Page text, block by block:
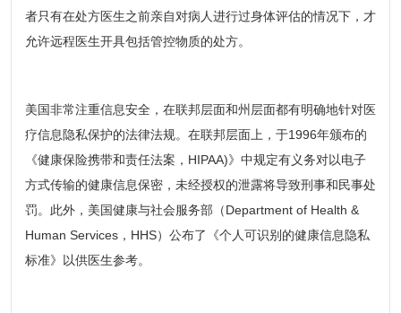
者只有在处方医生之前亲自对病人进行过身体评估的情况下，才
允许远程医生开具包括管控物质的处方。
美国非常注重信息安全，在联邦层面和州层面都有明确地针对医
疗信息隐私保护的法律法规。在联邦层面上，于1996年颁布的
《健康保险携带和责任法案，HIPAA)》中规定有义务对以电子
方式传输的健康信息保密，未经授权的泄露将导致刑事和民事处
罚。此外，美国健康与社会服务部（Department of Health &
Human Services，HHS）公布了《个人可识别的健康信息隐私
标准》以供医生参考。